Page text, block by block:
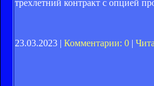
трехлетний контракт с опцией
23.03.2023 | Комментарии: 0 |